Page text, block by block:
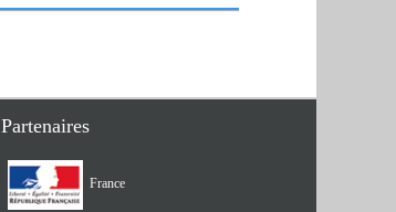
Partenaires
France